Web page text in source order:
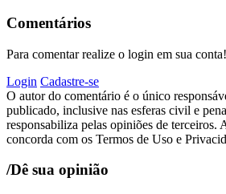
Comentários
Para comentar realize o login em sua conta!
Login Cadastre-se
O autor do comentário é o único
publicado, inclusive nas esferas civil e
responsabiliza pelas opiniões de terceiros.
concorda com os Termos de Uso e
/Dê sua opinião